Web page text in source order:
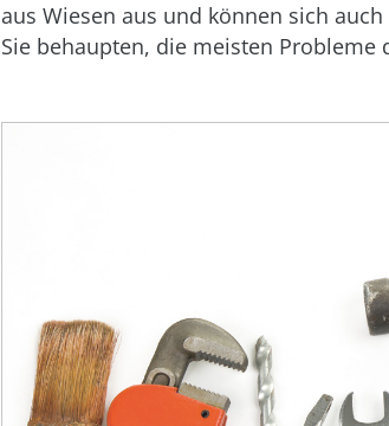
aus Wiesen aus und können sich
Sie behaupten, die meisten Probleme